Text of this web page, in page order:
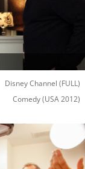
Disney Channel (FULL)
Comedy(USA 2012)